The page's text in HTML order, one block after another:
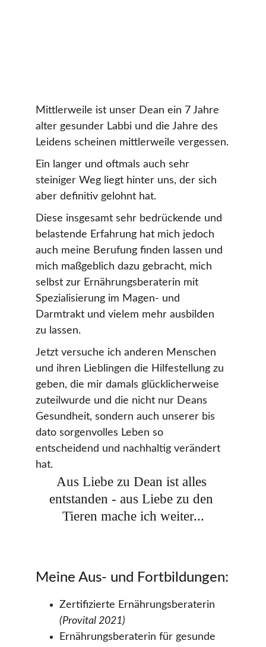
Mittlerweile ist unser Dean ein 7 Jahre
alter gesunder Labbi und die Jahre des
Leidens scheinen mittlerweile vergessen.
Ein langer und oftmals auch sehr
steiniger Weg liegt hinter uns, der sich
aber definitiv gelohnt hat.
Diese insgesamt sehr bedrückende und
belastende Erfahrung hat mich jedoch
auch meine Berufung finden lassen und
mich maßgeblich dazu gebracht, mich
selbst zur Ernährungsberaterin mit
Spezialisierung im Magen- und
Darmtrakt und vielem mehr ausbilden
zu lassen.
Jetzt versuche ich anderen Menschen
und ihren Lieblingen die Hilfestellung zu
geben, die mir damals glücklicherweise
zuteilwurde und die nicht nur Deans
Gesundheit, sondern auch unserer bis
dato sorgenvolles Leben so
entscheidend und nachhaltig verändert
hat.
Aus Liebe zu Dean ist alles
entstanden - aus Liebe zu den
Tieren mache ich weiter...
Zertifizierte Ernährungsberaterin
(Provital 2021)
Ernährungsberaterin für gesunde
Meine Aus- und Fortbildungen: